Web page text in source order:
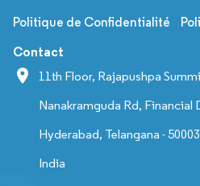
Politique de Confidentialité
Contact
11th Floor, Rajapushpa
Nanakramguda Rd,
Hyderabad, Telangana -
India